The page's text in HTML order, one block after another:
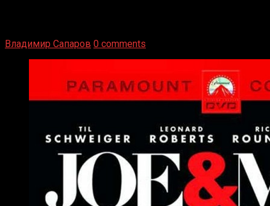
Владимир Сапаров 0 comments